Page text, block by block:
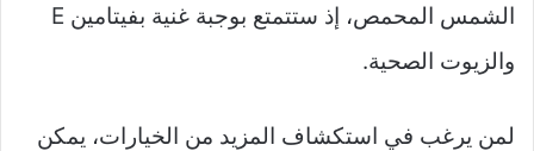
الشمس المحمص، إذ ستتمتع بوجبة غنية بفيتامين E
والزيوت الصحية.
لمن يرغب في استكشاف المزيد من الخيارات، يمكن